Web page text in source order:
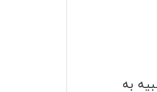
به